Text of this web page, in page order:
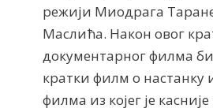
режији Миодрага
Маслића. Након овог
документарног филма
кратки филм о настанку
филма из којег је